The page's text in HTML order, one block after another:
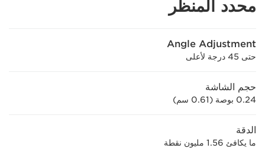
محدد المنظر
Angle Adjustment
حتى 45 درجة لأعلى
حجم الشاشة
0.24 بوصة (0.61 سم)
الدقة
ما يكافئ 1.56 مليون نقطة